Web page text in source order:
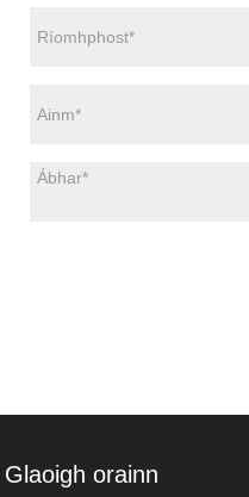
Glaoigh orainn